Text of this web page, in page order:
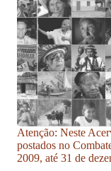
Atenção: Neste
postados no
2009, até 31 de